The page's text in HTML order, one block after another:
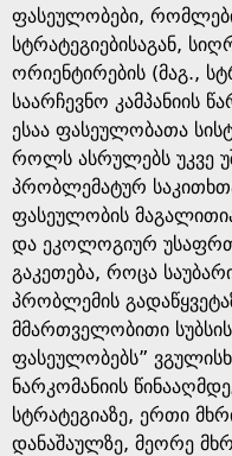
ფასეულობები,
სტრატეგიებისაგან,
ორიენტირების (მაგ.,
საარჩევნო კამპანიის
ესაა ფასეულობათა
როლს ასრულებს უკვე
პრობლემატურ
ფასეულობის
და ეკოლოგიურ
გაკეთება, როცა
პრობლემის
მმართველობითი
ფასეულობებს”
ნარკომანიის
სტრატეგიაზე, ერთი
დანაშაულზე, მეორე